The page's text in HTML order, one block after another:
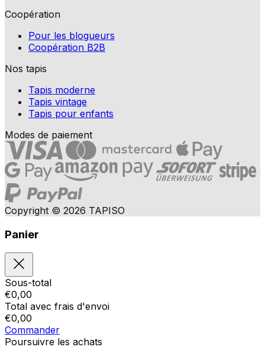
Coopération
Pour les blogueurs
Coopération B2B
Nos tapis
Tapis moderne
Tapis vintage
Tapis pour enfants
Modes de paiement
Copyright © 2026 TAPISO
Panier
Sous-total
€0,00
Total avec frais d'envoi
€0,00
Commander
Poursuivre les achats